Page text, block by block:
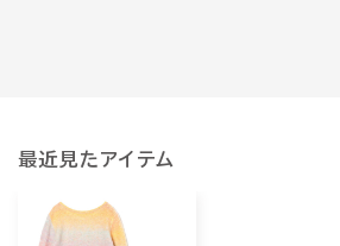
最近見たアイテム